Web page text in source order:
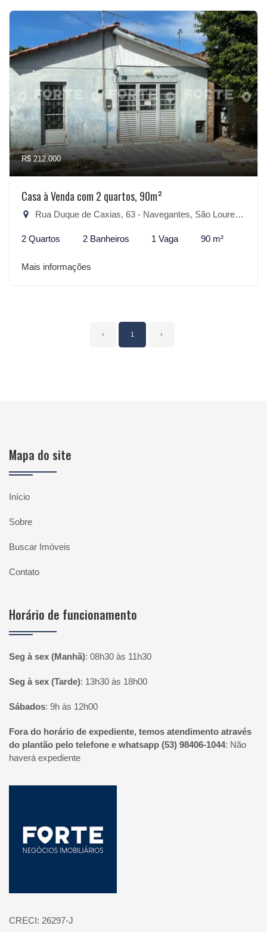
R$ 212.000
Casa à Venda com 2 quartos, 90m²
Rua Duque de Caxias, 63 - Navegantes, São Lourenço do Sul-RS
2 Quartos 2 Banheiros 1 Vaga 90 m²
Mais informações
‹ 1 ›
Mapa do site
Início
Sobre
Buscar Imóveis
Contato
Horário de funcionamento
Seg à sex (Manhã): 08h30 às 11h30
Seg à sex (Tarde): 13h30 às 18h00
Sábados: 9h às 12h00
Fora do horário de expediente, temos atendimento através
do plantão pelo telefone e whatsapp (53) 98406-1044: Não
haverá expediente
CRECI: 26297-J